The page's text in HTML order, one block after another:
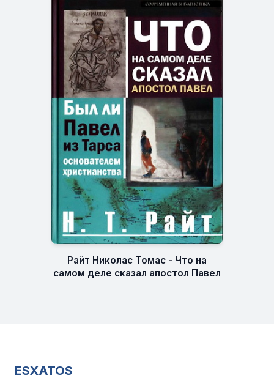
Райт Николас Томас - Что на
самом деле сказал апостол Павел
ESXATOS